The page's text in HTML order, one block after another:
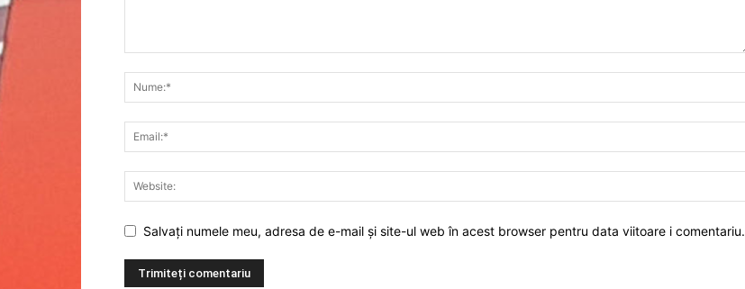
Salvați numele meu, adresa de e-mail și site-ul web în acest browser pentru data viitoare i comentariu.